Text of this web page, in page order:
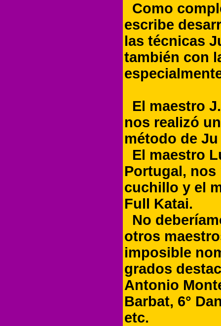
Como
escribe
las técnicas
también con
El maestro
nos realizó
método de
El maestro
Portugal, nos
cuchillo y el
Full Katai.
No
otros
imposible
grados
Antonio
Barbat, 6°
etc.